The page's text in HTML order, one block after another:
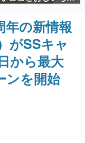
時のエピソードをお
は何か？を探ってい
は、〈試験問題〉
日に』が半額の
なるセールが開催
ッフの青木和彦氏
による「ビビ」の
年の新情報
がSSキャ
から最大
ンを開始